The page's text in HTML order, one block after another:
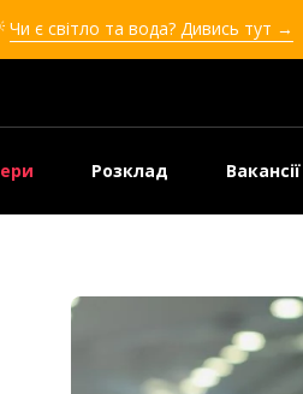
Чи є світло та вода? Дивись тут →
Розклад Вакансії